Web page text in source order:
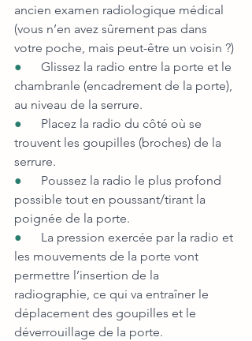
ancien examen radiologique médical
(vous n’en avez sûrement pas dans
votre poche, mais peut-être un voisin ?)
● Glissez la radio entre la porte et le
chambranle (encadrement de la porte),
au niveau de la serrure.
● Placez la radio du côté où se
trouvent les goupilles (broches) de la
serrure.
● Poussez la radio le plus profond
possible tout en poussant/tirant la
poignée de la porte.
● La pression exercée par la radio et
les mouvements de la porte vont
permettre l’insertion de la
radiographie, ce qui va entraîner le
déplacement des goupilles et le
déverrouillage de la porte.